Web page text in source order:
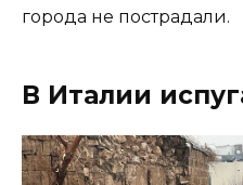
города не пострадали.
В Италии